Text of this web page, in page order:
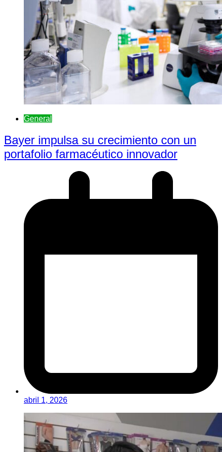
General
Bayer impulsa su crecimiento con un
portafolio farmacéutico innovador
abril 1, 2026